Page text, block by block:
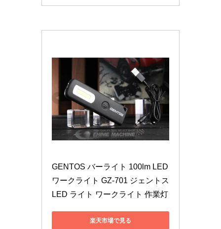
GENTOS バーライト 100lm LED
ワークライト GZ-701 ジェントス
LED ライト ワークライト 作業灯
楽天市場で見る